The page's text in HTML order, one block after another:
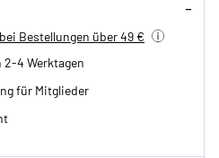
Bestellungen über 49 €
4 Werktagen
für Mitglieder